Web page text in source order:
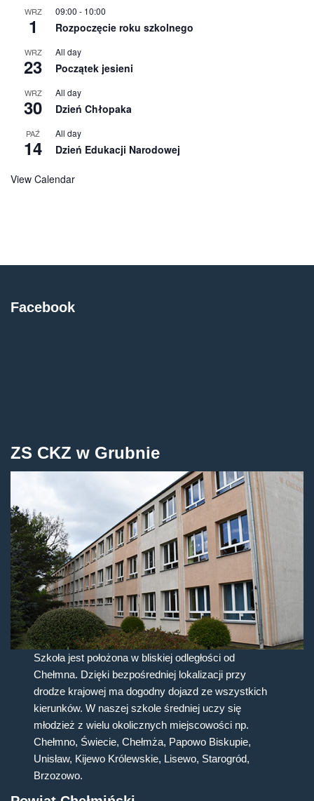
WRZ
1
09:00 - 10:00
Rozpoczęcie roku szkolnego
WRZ
23
All day
Początek jesieni
WRZ
30
All day
Dzień Chłopaka
PAŹ
14
All day
Dzień Edukacji Narodowej
View Calendar
Facebook
ZS CKZ w Grubnie
Szkoła jest położona w bliskiej odległości od
Chełmna. Dzięki bezpośredniej lokalizacji przy
drodze krajowej ma dogodny dojazd ze wszystkich
kierunków. W naszej szkole średniej uczy się
młodzież z wielu okolicznych miejscowości np.
Chełmno, Świecie, Chełmża, Papowo Biskupie,
Unisław, Kijewo Królewskie, Lisewo, Starogród,
Brzozowo.